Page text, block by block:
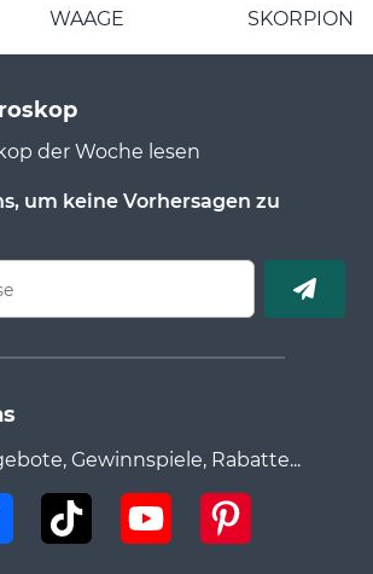
WAAGE SKORPION
der Woche lesen
um keine Vorhersagen zu
Gewinnspiele, Rabatte...